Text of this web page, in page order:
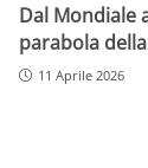
Dal Mondiale
parabola
11 Aprile 2026